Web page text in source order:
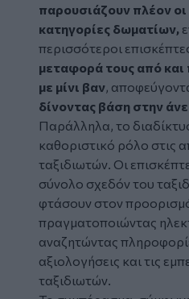
παρουσιάζουν πλέον
κατηγορίες δωματίων,
περισσότεροι
μεταφορά τους από
με μίνι βαν,
δίνοντας βάση στην
Παράλληλα, το
καθοριστικό ρόλο στις
ταξιδιωτών. Οι
σύνολο σχεδόν του
φτάσουν στον
πραγματοποιώντας
αναζητώντας
αξιολογήσεις και τις
ταξιδιωτών.